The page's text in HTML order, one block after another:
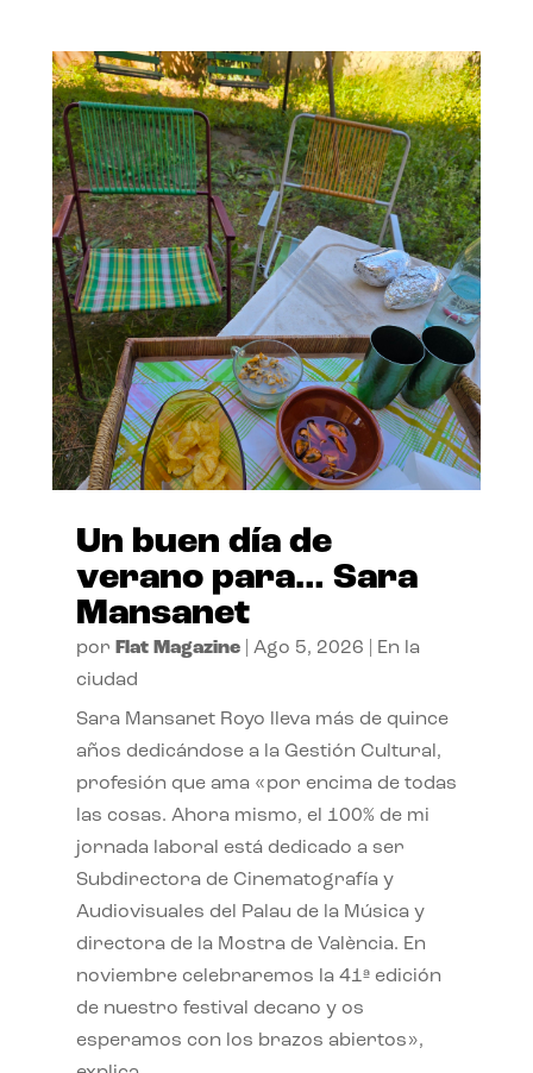
Un buen día de
verano para… Sara
Mansanet
por Flat Magazine| Ago 5, 2026
En la
ciudad
Sara Mansanet Royo lleva más de quince
años dedicándose a la Gestión Cultural,
profesión que ama «por encima de todas
las cosas. Ahora mismo, el 100% de mi
jornada laboral está dedicado a ser
Subdirectora de Cinematografía y
Audiovisuales del Palau de la Música y
directora de la Mostra de València. En
noviembre celebraremos la 41ª edición
de nuestro festival decano y os
esperamos con los brazos abiertos»,